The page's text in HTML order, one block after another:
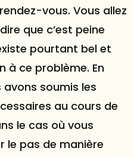
vous. Vous allez
que c’est peine
pourtant bel et
à ce problème. En
soumis les
au cours de
le cas où vous
le pas de manière